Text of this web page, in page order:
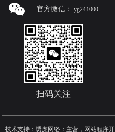
官方微信： yg241000
扫码关注
技术支持：诱虎网络：主营，网站程序